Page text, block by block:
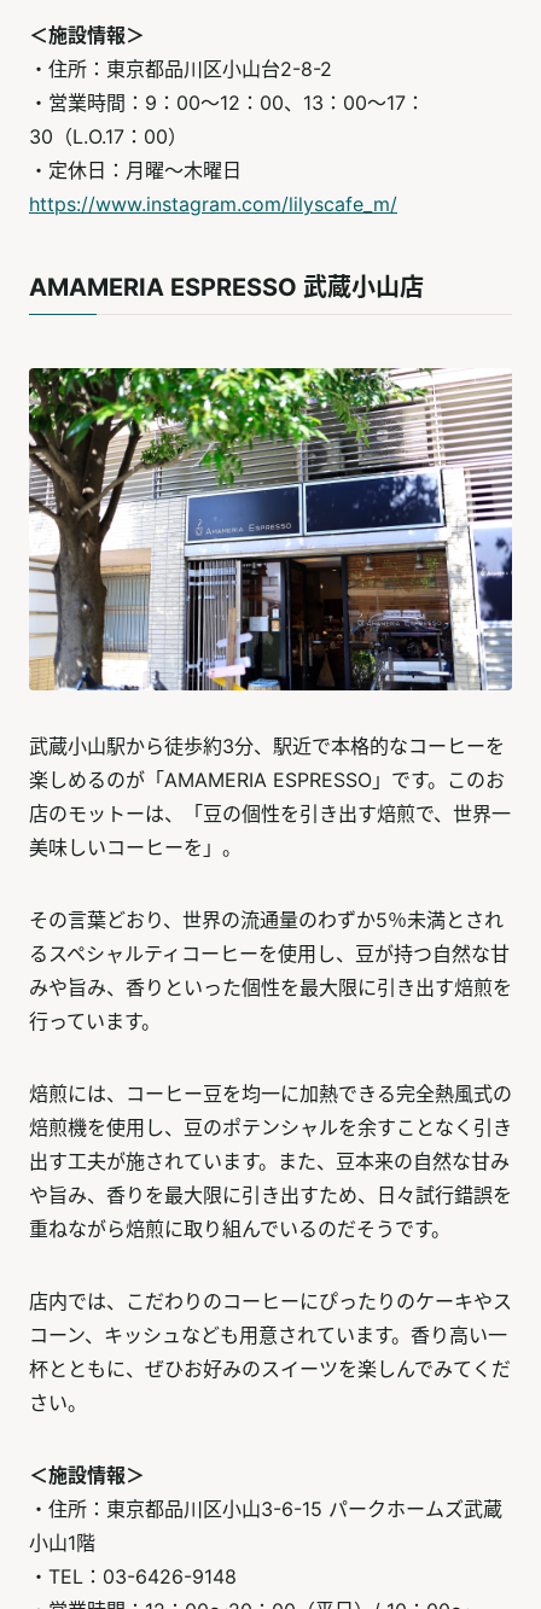
＜施設情報＞
・住所：東京都品川区小山台2-8-2
・営業時間：9：00～12：00、13：00〜17：
30（L.O.17：00）
・定休日：月曜～木曜日
https://www.instagram.com/lilyscafe_m/
AMAMERIA ESPRESSO 武蔵小山店
武蔵小山駅から徒歩約3分、駅近で本格的なコーヒーを
楽しめるのが「AMAMERIA ESPRESSO」です。このお
店のモットーは、「豆の個性を引き出す焙煎で、世界一
美味しいコーヒーを」。
その言葉どおり、世界の流通量のわずか5％未満とされ
るスペシャルティコーヒーを使用し、豆が持つ自然な甘
みや旨み、香りといった個性を最大限に引き出す焙煎を
行っています。
焙煎には、コーヒー豆を均一に加熱できる完全熱風式の
焙煎機を使用し、豆のポテンシャルを余すことなく引き
出す工夫が施されています。また、豆本来の自然な甘み
や旨み、香りを最大限に引き出すため、日々試行錯誤を
重ねながら焙煎に取り組んでいるのだそうです。
店内では、こだわりのコーヒーにぴったりのケーキやス
コーン、キッシュなども用意されています。香り高い一
杯とともに、ぜひお好みのスイーツを楽しんでみてくだ
さい。
＜施設情報＞
・住所：東京都品川区小山3-6-15 パークホームズ武蔵
小山1階
・TEL：03-6426-9148